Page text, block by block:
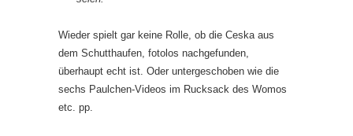
Wieder spielt gar keine Rolle, ob die Ceska aus
dem Schutthaufen, fotolos nachgefunden,
überhaupt echt ist. Oder untergeschoben wie die
sechs Paulchen-Videos im Rucksack des Womos
etc. pp.